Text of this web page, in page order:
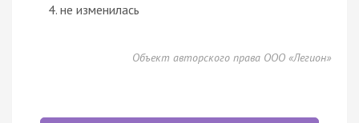
не изменилась
Объект авторского права ООО «Легион»